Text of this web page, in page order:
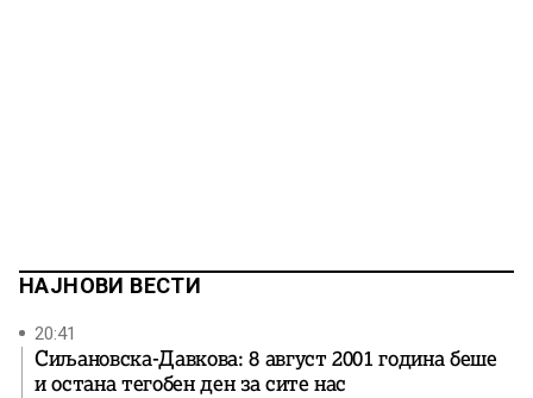
НАЈНОВИ ВЕСТИ
20:41
Сиљановска-Давкова: 8 август 2001 година беше
и остана тегобен ден за сите нас